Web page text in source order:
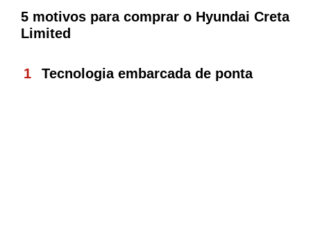
5 motivos para comprar o Hyundai Creta
Limited
Tecnologia embarcada de ponta